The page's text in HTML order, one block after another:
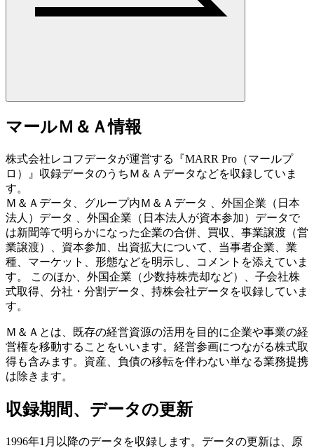
マールＭ＆Ａ情報
株式会社レコフデータが運営する『MARR Pro（マールプ
ロ）』収録データのうちＭ＆Ａデータなどを収録していま
す。
Ｍ＆Ａデータ、グループ内Ｍ＆Ａデータ 、外国企業（日本
法人）データ 、外国企業（日本法人が資本参加）データで
は新聞等で明らかになった企業の合併、買収、事業譲渡（営
業譲渡）、資本参加、出資拡大について、当事者企業、業
種、マーケット、形態などを明示し、コメントを添えていま
す。 このほか、外国企業（少数持株売却など）、子会社株
式取得、分社・分割データ、持株会社データを収録していま
す。
Ｍ＆Ａとは、既存の経営資源の活用を目的に企業や事業の経
営権を移動することをいいます。経営参画につながる株式取
得も含みます。資産、負債の移転を伴わない単なる業務提携
は除きます。
収録期間、データの更新
1996年1月以降のデータを収録します。データの更新は、原